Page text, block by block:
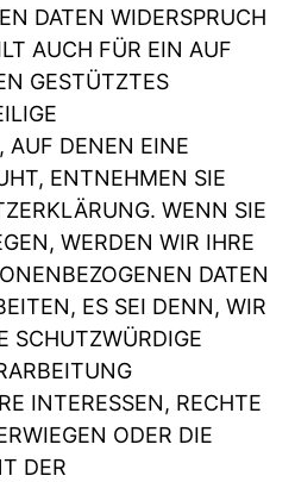
DATEN WIDERSPRUCH
AUCH FÜR EIN AUF
GESTÜTZTES
AUF DENEN EINE
ENTNEHMEN SIE
WENN SIE
WERDEN WIR IHRE
DATEN
ES SEI DENN, WIR
SCHUTZWÜRDIGE
INTERESSEN, RECHTE
ODER DIE
DER